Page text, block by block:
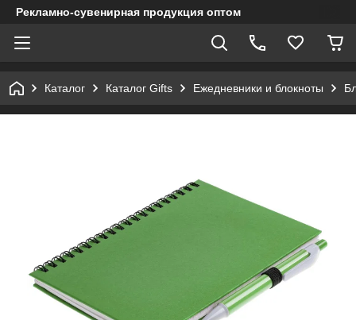
Рекламно-сувенирная продукция оптом
Каталог Каталог Gifts Ежедневники и блокноты